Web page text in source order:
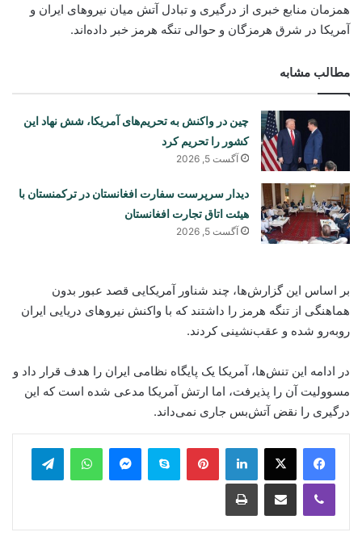
همزمان منابع خبری از درگیری و تبادل آتش میان نیروهای ایران و
آمریکا در شرق هرمزگان و حوالی تنگه هرمز خبر داده‌اند.
مطالب مشابه
چین در واکنش به تحریم‌های آمریکا، شش نهاد این
کشور را تحریم کرد
آگست 5, 2026
دیدار سرپرست سفارت افغانستان در ترکمنستان با
هیئت اتاق تجارت افغانستان
آگست 5, 2026
بر اساس این گزارش‌ها، چند شناور آمریکایی قصد عبور بدون
هماهنگی از تنگه هرمز را داشتند که با واکنش نیروهای دریایی ایران
روبه‌رو شده و عقب‌نشینی کردند.
در ادامه این تنش‌ها، آمریکا یک پایگاه نظامی ایران را هدف قرار داد و
مسوولیت آن را پذیرفت، اما ارتش آمریکا مدعی شده است که این
درگیری را نقض آتش‌بس جاری نمی‌داند.
LinkedIn
Pinterest
Skype
Messenger
WhatsApp
Viber
Share via Email
Print